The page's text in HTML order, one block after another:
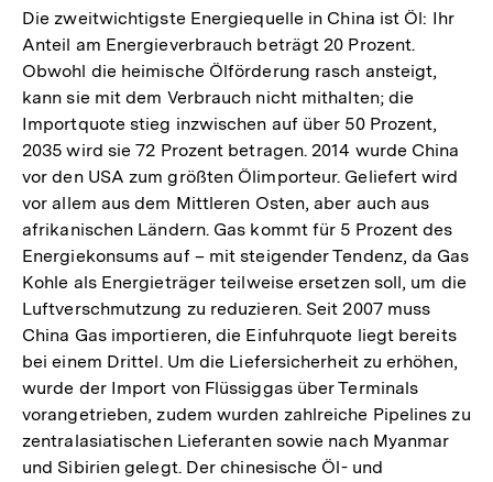
Die zweitwichtigste Energiequelle in China ist Öl: Ihr
Anteil am Energieverbrauch beträgt 20 Prozent.
Obwohl die heimische Ölförderung rasch ansteigt,
kann sie mit dem Verbrauch nicht mithalten; die
Importquote stieg inzwischen auf über 50 Prozent,
2035 wird sie 72 Prozent betragen. 2014 wurde China
vor den USA zum größten Ölimporteur. Geliefert wird
vor allem aus dem Mittleren Osten, aber auch aus
afrikanischen Ländern. Gas kommt für 5 Prozent des
Energiekonsums auf – mit steigender Tendenz, da Gas
Kohle als Energieträger teilweise ersetzen soll, um die
Luftverschmutzung zu reduzieren. Seit 2007 muss
China Gas importieren, die Einfuhrquote liegt bereits
bei einem Drittel. Um die Liefersicherheit zu erhöhen,
wurde der Import von Flüssiggas über Terminals
vorangetrieben, zudem wurden zahlreiche Pipelines zu
zentralasiatischen Lieferanten sowie nach Myanmar
und Sibirien gelegt. Der chinesische Öl- und